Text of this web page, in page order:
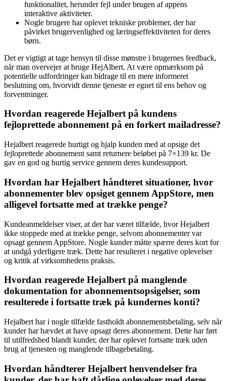
funktionalitet, herunder fejl under brugen af appens
interaktive aktiviteter.
Nogle brugere har oplevet tekniske problemer, der har
påvirket brugervenlighed og læringseffektiviteten for deres
børn.
Det er vigtigt at tage hensyn til disse mønstre i brugernes feedback,
når man overvejer at bruge HejAlbert. At være opmærksom på
potentielle udfordringer kan bidrage til en mere informeret
beslutning om, hvorvidt denne tjeneste er egnet til ens behov og
forventninger.
Hvordan reagerede Hejalbert på kundens
fejloprettede abonnement på en forkert mailadresse?
Hejalbert reagerede hurtigt og hjalp kunden med at opsige det
fejloprettede abonnement samt returnere beløbet på 7×139 kr. De
gav en god og hurtig service gennem deres kundesupport.
Hvordan har Hejalbert håndteret situationer, hvor
abonnementer blev opsiget gennem AppStore, men
alligevel fortsatte med at trække penge?
Kundeanmeldelser viser, at der har været tilfælde, hvor Hejalbert
ikke stoppede med at trække penge, selvom abonnementer var
opsagt gennem AppStore. Nogle kunder måtte spærre deres kort for
at undgå yderligere træk. Dette har resulteret i negative oplevelser
og kritik af virksomhedens praksis.
Hvordan reagerede Hejalbert på manglende
dokumentation for abonnementsopsigelser, som
resulterede i fortsatte træk på kundernes konti?
Hejalbert har i nogle tilfælde fastholdt abonnementsbetaling, selv når
kunder har hævdet at have opsagt deres abonnement. Dette har ført
til utilfredshed blandt kunder, der har oplevet fortsatte træk uden
brug af tjenesten og manglende tilbagebetaling.
Hvordan håndterer Hejalbert henvendelser fra